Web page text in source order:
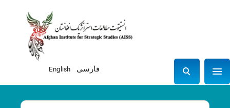
English فارسی
S
e
a